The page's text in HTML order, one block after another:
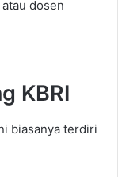
dosen
KBRI
biasanya terdiri